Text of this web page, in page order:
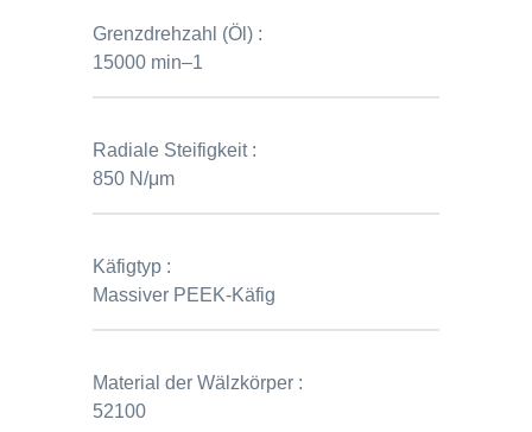
Grenzdrehzahl (Öl) :
15000 min–1
Radiale Steifigkeit :
850 N/μm
Käfigtyp :
Massiver PEEK-Käfig
Material der Wälzkörper :
52100